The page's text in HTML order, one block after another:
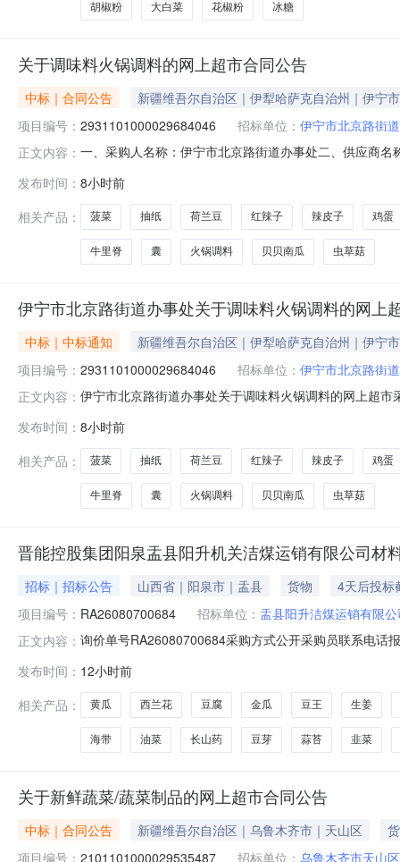
胡椒粉 大白菜 花椒粉 冰糖
关于调味料火锅调料的网上超市合同公告
中标｜合同公告
新疆维吾尔自治区｜伊犁哈萨克自治州｜伊宁市
项目编号： 2931101000029684046 招标单位： 伊宁市北京路街
正文内容： 一、采购人名称：伊宁市北京路街道办事处二、供应商
袋6.0012722抽纸餐巾纸无品牌抽纸提1.0030303新鲜蔬
发布时间： 8小时前
相关产品：
菠菜 抽纸 荷兰豆 红辣子 辣皮子 鸡蛋
牛里脊 囊 火锅调料 贝贝南瓜 虫草菇
伊宁市北京路街道办事处关于调味料火锅调料的网上
中标｜中标通知
新疆维吾尔自治区｜伊犁哈萨克自治州｜伊宁市
项目编号： 2931101000029684046 招标单位： 伊宁市北京路街
正文内容： 伊宁市北京路街道办事处关于调味料火锅调料的网上超
（元）:项目所在行政区划编码:654002项目所在行政区
发布时间： 8小时前
相关产品：
菠菜 抽纸 荷兰豆 红辣子 辣皮子 鸡蛋
牛里脊 囊 火锅调料 贝贝南瓜 虫草菇
晋能控股集团阳泉盂县阳升机关洁煤运销有限公司
招标｜招标公告 山西省｜阳泉市｜盂县 货物
4天后投标
项目编号： RA26080700684 招标单位： 盂县阳升洁煤运销有限
正文内容： 询价单号RA26080700684采购方式公开采购员联系电话
50.0斤2026-08-25生姜新鲜、优质20.0斤2026-08-25冬
发布时间： 12小时前
相关产品：
黄瓜 西兰花 豆腐 金瓜 豆王 生姜
海带 油菜 长山药 豆芽 蒜苔 韭菜
关于新鲜蔬菜/蔬菜制品的网上超市合同公告
中标｜合同公告 新疆维吾尔自治区｜乌鲁木齐市｜天山区
项目编号： 2101101000029535487 招标单位： 乌鲁木齐市天山